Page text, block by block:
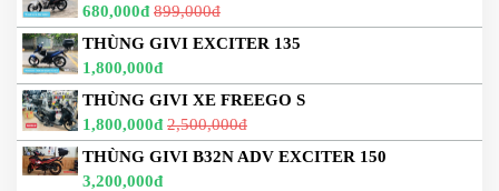
680,000đ 899,000đ
THÙNG GIVI EXCITER 135
1,800,000đ
THÙNG GIVI XE FREEGO S
1,800,000đ 2,500,000đ
THÙNG GIVI B32N ADV EXCITER 150
3,200,000đ